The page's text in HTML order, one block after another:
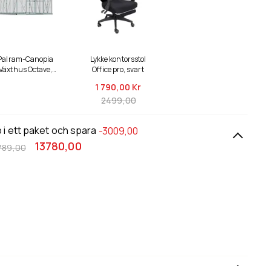
Canopia
Octave,
Lykke kontorsstol
Office pro, svart
1 790,00 Kr
2499,00
i ett paket och spara -3009,00
13780,00